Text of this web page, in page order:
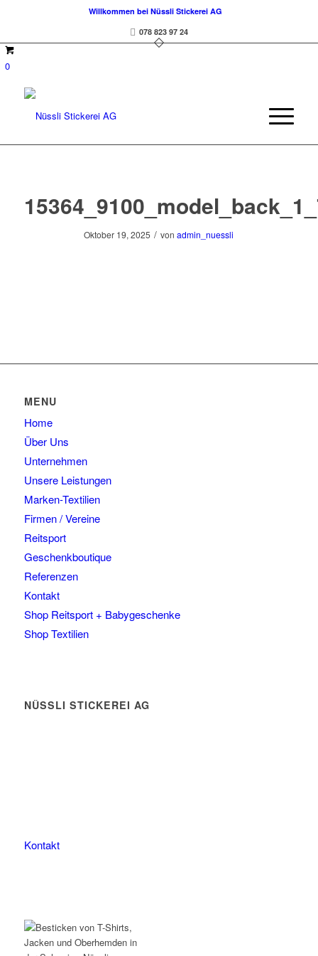
Willkommen bei Nüssli Stickerei AG
078 823 97 24
0
Oktober 19, 2025 / vonadmin_nuessli
MENU
Home
Über Uns
Unternehmen
Unsere Leistungen
Marken-Textilien
Firmen / Vereine
Reitsport
Geschenkboutique
Referenzen
Kontakt
Shop Reitsport + Babygeschenke
Shop Textilien
NÜSSLI STICKEREI AG
Kontakt